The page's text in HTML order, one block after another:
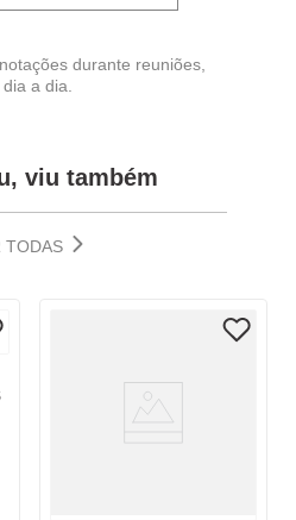
durante reuniões,
a dia.
viu também
TODAS